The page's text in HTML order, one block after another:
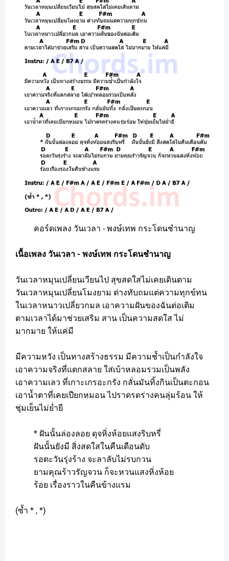
คอร์ดเพลง วันเวลา - พงษ์เทพ กระโดนชำนาญ
เนื้อเพลง วันเวลา - พงษ์เทพ กระโดนชำนาญ
วันเวลาหมุนเปลี่ยนเวียนไป สุขสดใสไม่เคยเดินตาม
วันเวลาหมุนเปลี่ยนโมงยาม ต่างทับถมแต่ความทุกข์ทน
ในเวลาหนาวเปลี่ยวกมล เอาความฝันของฉันต่อเติม
ตามเวลาได้มาช่วยเสริม สาน เป็นความสดใส ไม่
มากมาย ให้แค่มี
มีความหวัง เป็นทางสร้างธรรม มีความช้ำเป็นกำลังใจ
เอาความจริงที่แตกสลาย ใส่เบ้าหลอมรวมเป็นพลัง
เอาความเลว ที่เกาะเกรอะกรัง กลั่นมันทิ้งกินเป็นตะกอน
เอาน้ำตาที่เคยเปียกหมอน ไปราดรดร่างคนลุ่มร้อน ให้
ชุ่มเย็นไม่ย่ำยี
* ฝันนั้นล่องลอย ดุจหิ่งห้อยแสงริบหรี่
ฝันนั้นยังมี สิ่งสดใสในคืนเดือนดับ
รอตะวันรุ่งร้าง จะลาลับไม่รบกวน
ยามคุณร้าวรัญจวน ก็จะหวนแสงหิ่งห้อย
ร้อย เรื่องราวในคืนข้างแรม
(ซ้ำ * , *)